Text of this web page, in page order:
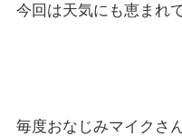
今回は天気にも恵まれ
毎度おなじみマイクさ